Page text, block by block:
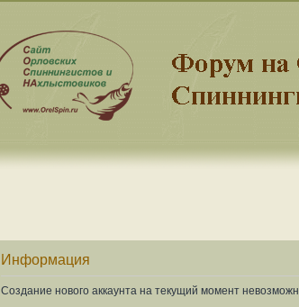
Информация
Создание нового аккаунта на текущий момент